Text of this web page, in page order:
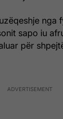
nga
sapo iu
për